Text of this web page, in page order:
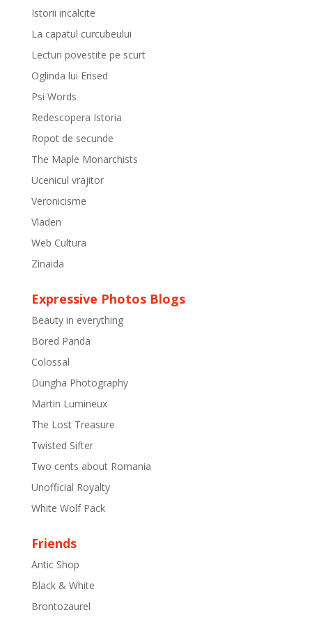
Istorii incalcite
La capatul curcubeului
Lecturi povestite pe scurt
Oglinda lui Erised
Psi Words
Redescopera Istoria
Ropot de secunde
The Maple Monarchists
Ucenicul vrajitor
Veronicisme
Vladen
Web Cultura
Zinaida
Expressive Photos Blogs
Beauty in everything
Bored Panda
Colossal
Dungha Photography
Martin Lumineux
The Lost Treasure
Twisted Sifter
Two cents about Romania
Unofficial Royalty
White Wolf Pack
Friends
Antic Shop
Black & White
Brontozaurel